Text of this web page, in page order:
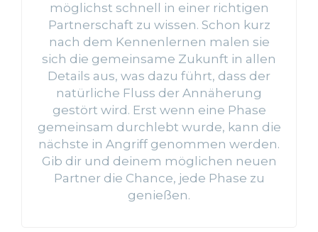
möglichst schnell in einer richtigen
Partnerschaft zu wissen. Schon kurz
nach dem Kennenlernen malen sie
sich die gemeinsame Zukunft in allen
Details aus, was dazu führt, dass der
natürliche Fluss der Annäherung
gestört wird. Erst wenn eine Phase
gemeinsam durchlebt wurde, kann die
nächste in Angriff genommen werden.
Gib dir und deinem möglichen neuen
Partner die Chance, jede Phase zu
genießen.